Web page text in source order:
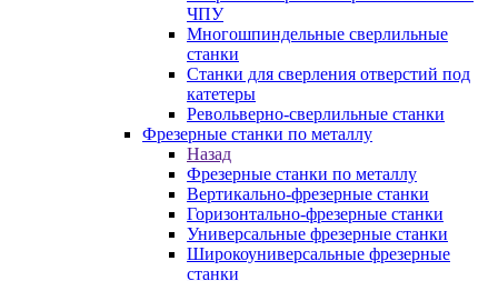
ЧПУ
Многошпиндельные сверлильные
станки
Станки для сверления отверстий под
катетеры
Револьверно-сверлильные станки
Фрезерные станки по металлу
Назад
Фрезерные станки по металлу
Вертикально-фрезерные станки
Горизонтально-фрезерные станки
Универсальные фрезерные станки
Широкоуниверсальные фрезерные
станки